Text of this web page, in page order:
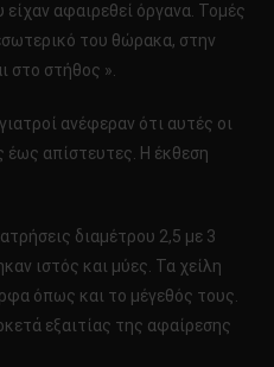
αφαιρεθεί όργανα. Τομές
του θώρακα, στην
στο στήθος ».
ανέφεραν ότι αυτές οι
έως απίστευτες. Η έκθεση
διαμέτρου 2,5 με 3
ιστός και μύες. Τα χείλη
όπως και το μέγεθός τους.
εξαιτίας της αφαίρεσης